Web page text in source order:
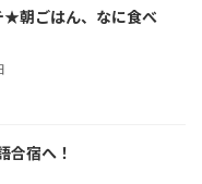
★朝ごはん、なに食べ
合宿へ！